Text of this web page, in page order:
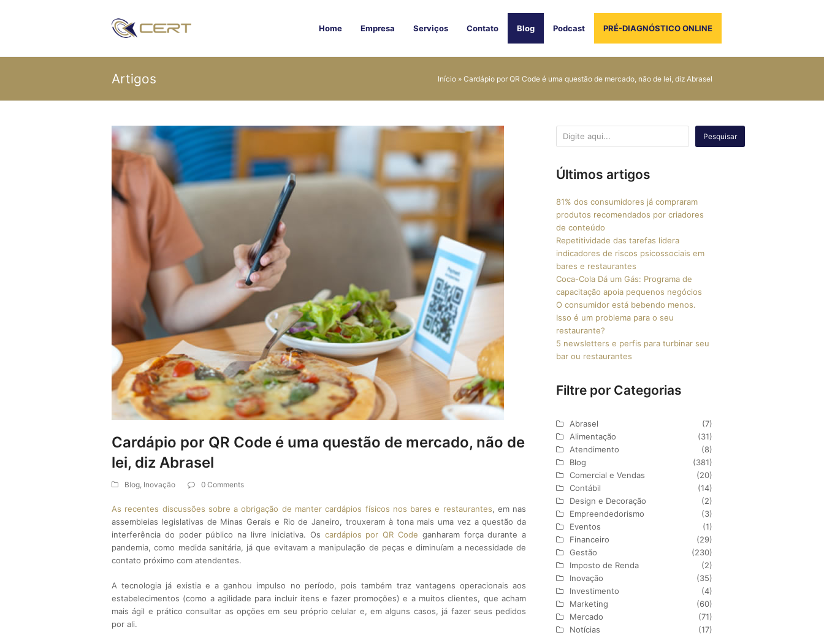
Home Empresa Serviços Contato Blog Podcast PRÉ-DIAGNÓSTICO ONLINE
Artigos Início » Cardápio por QR Code é uma questão de mercado, não de lei, diz Abrasel
Cardápio por QR Code é uma questão de mercado, não de
lei, diz Abrasel
Blog, Inovação 0 Comments
As recentes discussões sobre a obrigação de manter cardápios físicos nos bares e restaurantes, em nas
assembleias legislativas de Minas Gerais e Rio de Janeiro, trouxeram à tona mais uma vez a questão da
interferência do poder público na livre iniciativa. Os cardápios por QR Code ganharam força durante a
pandemia, como medida sanitária, já que evitavam a manipulação de peças e diminuíam a necessidade de
contato próximo com atendentes.
A tecnologia já existia e a ganhou impulso no período, pois também traz vantagens operacionais aos
estabelecimentos (como a agilidade para incluir itens e fazer promoções) e a muitos clientes, que acham
mais ágil e prático consultar as opções em seu próprio celular e, em alguns casos, já fazer seus pedidos
por ali.
Pesquisar
Últimos artigos
81% dos consumidores já compraram
produtos recomendados por criadores
de conteúdo
Repetitividade das tarefas lidera
indicadores de riscos psicossociais em
bares e restaurantes
Coca-Cola Dá um Gás: Programa de
capacitação apoia pequenos negócios
O consumidor está bebendo menos.
Isso é um problema para o seu
restaurante?
5 newsletters e perfis para turbinar seu
bar ou restaurantes
Filtre por Categorias
Abrasel
(7)
Alimentação
(31)
Atendimento
(8)
Blog
(381)
Comercial e Vendas
(20)
Contábil
(14)
Design e Decoração
(2)
Empreendedorismo
(3)
Eventos
(1)
Financeiro
(29)
Gestão
(230)
Imposto de Renda
(2)
Inovação
(35)
Investimento
(4)
Marketing
(60)
Mercado
(71)
Notícias
(17)